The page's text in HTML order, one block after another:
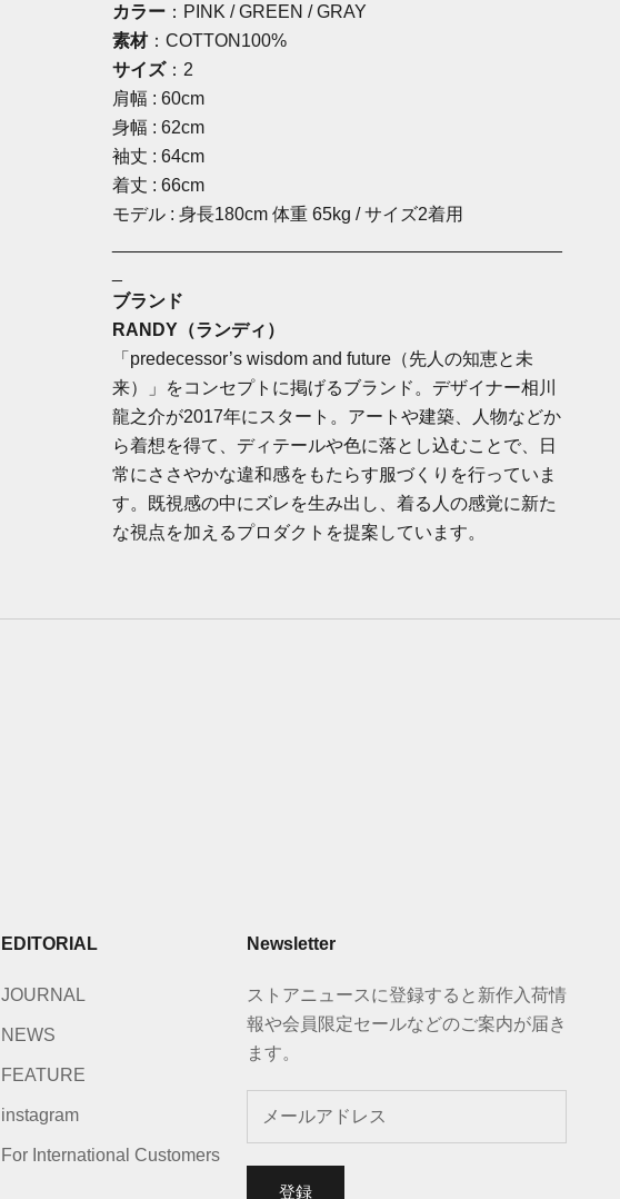
カラー ：PINK / GREEN / GRAY
素材：COTTON100%
サイズ：2
肩幅 : 60cm
身幅 : 62cm
袖丈 : 64cm
着丈 : 66cm
モデル : 身長180cm 体重 65kg / サイズ2着用
ブランド
RANDY （ランディ）
「 predecessor’s wisdom and future （先人の知恵と未
来）」をコンセプトに掲げるブランド。デザイナー相川
龍之介が2017年にスタート。アートや建築、人物などか
ら着想を得て、ディテールや色に落とし込むことで、日
常にささやかな違和感をもたらす服づくりを行っていま
す。既視感の中にズレを生み出し、着る人の感覚に新た
な視点を加えるプロダクトを提案しています。
EDITORIAL
JOURNAL
NEWS
FEATURE
instagram
For International Customers
Newsletter
ストアニュースに登録すると新作入荷情
報や会員限定セールなどのご案内が届き
ます。
登録